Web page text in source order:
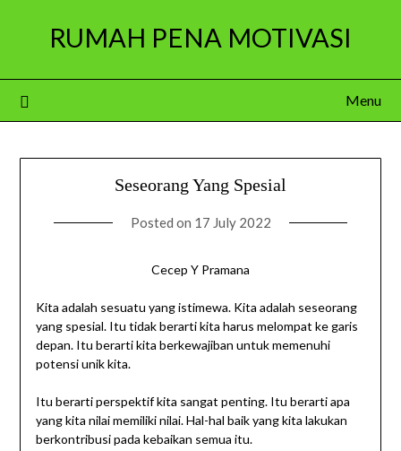
RUMAH PENA MOTIVASI
Menu
Seseorang Yang Spesial
Posted on 17 July 2022
Cecep Y Pramana
Kita adalah sesuatu yang istimewa. Kita adalah seseorang
yang spesial. Itu tidak berarti kita harus melompat ke garis
depan. Itu berarti kita berkewajiban untuk memenuhi
potensi unik kita.
Itu berarti perspektif kita sangat penting. Itu berarti apa
yang kita nilai memiliki nilai. Hal-hal baik yang kita lakukan
berkontribusi pada kebaikan semua itu.